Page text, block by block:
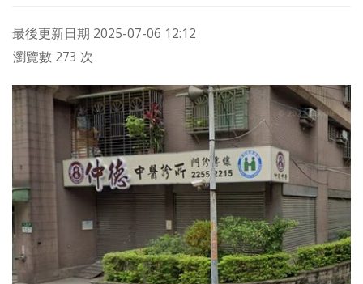
最後更新日期 2025-07-06 12:12
瀏覽數 273 次